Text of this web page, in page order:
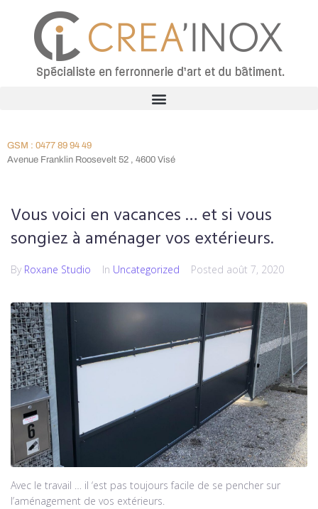
GSM : 0477 89 94 49
Avenue Franklin Roosevelt 52 , 4600 Visé
Vous voici en vacances … et si vous
songiez à aménager vos extérieurs.
By Roxane Studio In Uncategorized Posted août 7, 2020
Avec le travail … il ‘est pas toujours facile de se pencher sur
l’aménagement de vos extérieurs.